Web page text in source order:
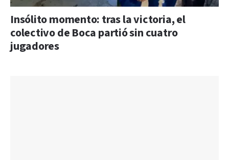
Insólito momento: tras la victoria, el
colectivo de Boca partió sin cuatro
jugadores